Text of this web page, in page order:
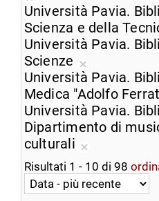
ricerca
corrente
Rimuovi
dalla
ricerca
corrente
Università Pavia.
Scienza e della
Università Pavia.
Scienze
Rimuovi
dalla
ricerca
corrente
Università Pavia.
Medica "Adolfo
Università Pavia.
Dipartimento di
culturali
Rimuovi
dalla
ricerca
Risultati 1 - 10 di 98